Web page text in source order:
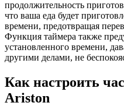
продолжительность
что ваша еда будет
времени, предотвращая
Функция таймера также
установленного времени,
другими делами, не
Как настроить
Ariston